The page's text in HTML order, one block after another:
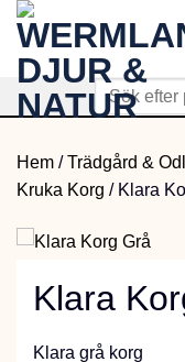
Skip
content
Hem /Trädgård &
Kruka Korg / Klara
Klara
Klara grå korg